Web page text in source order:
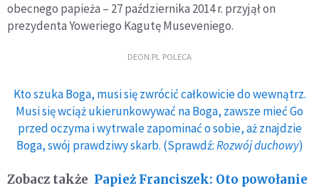
obecnego papieża – 27 października 2014 r. przyjął on
prezydenta Yoweriego Kagutę Museveniego.
DEON.PL POLECA
Kto szuka Boga, musi się zwrócić całkowicie do wewnątrz.
Musi się wciąż ukierunkowywać na Boga, zawsze mieć Go
przed oczyma i wytrwale zapominać o sobie, aż znajdzie
Boga, swój prawdziwy skarb. (Sprawdź:Rozwój duchowy)
Zobacz także Papież Franciszek: Oto powołanie